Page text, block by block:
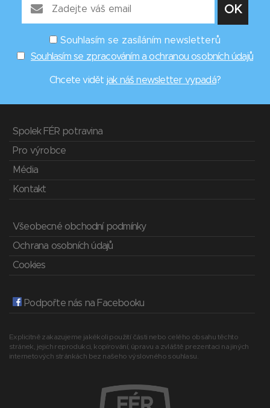
Souhlasím se zasíláním newsletterů
Souhlasím se zpracováním a ochranou osobních údajů
Chcete vidět jak náš newsletter vypadá?
Spolek FÉR potravina
Pro výrobce
Média
Kontakt
Všeobecné obchodní podmínky
Ochrana osobních údajů
Cookies
Podpořte nás na Facebooku
Explicitně zakazujeme jakékoli použití části nebo celého obsahu těchto
stránek, jejich reprodukci, kopírování, úpravu a zvláště prezentaci na jiných
internetových stránkách bez našeho výslovného souhlasu.